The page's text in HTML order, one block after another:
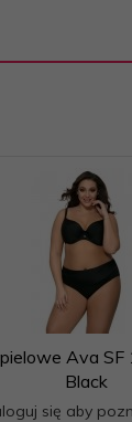
Ava
Black
się aby